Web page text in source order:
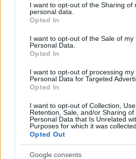
a este sitio y haciendo clic en el botón
parte inferior de la página web.
Please note that this website/app uses
services and may gather and store
not limited to your visit or usage
use your data for below specified
consent section.
I want to opt-out of the Sharing of
personal data.
Opted In
I want to opt-out of the Sale of my
Personal Data.
Opted In
I want to opt-out of processing my
Personal Data for Targeted
Opted In
I want to opt-out of Collection, Use,
Retention, Sale, and/or Sharing of
Personal Data that Is Unrelated
Purposes for which it was collected.
Opted Out
Google consents
Últimas noticias
Pequeño Municipio
Castilla-La Mancha
Castilla-La Mancha
08/08/2026